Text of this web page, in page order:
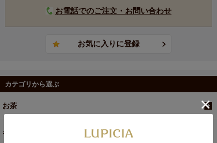
お電話でのご注文・お問い合わせ
カテゴリから選ぶ
お茶
ギフト